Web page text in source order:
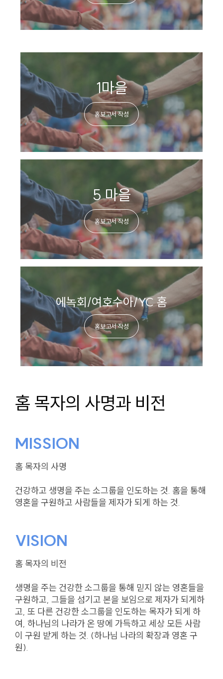
1마을
홈보고서 작성
5 마을
홈보고서 작성
에녹회/여호수아/YC 홈
홈보고서 작성
홈 목자의 사명과 비전
MISSION
홈 목자의 사명
건강하고 생명을 주는 소그룹을 인도하는 것. 홈을 통해
영혼을 구원하고 사람들을 제자가 되게 하는 것.
VISION
홈 목자의 비전
생명을 주는 건강한 소그룹을 통해 믿지 않는 영혼들을
구원하고, 그들을 섬기고 본을 보임으로 제자가 되게하
고, 또 다른 건강한 소그룹을 인도하는 목자가 되게 하
여, 하나님의 나라가 온 땅에 가득하고 세상 모든 사람
이 구원 받게 하는 것. (하나님 나라의 확장과 영혼 구
원).